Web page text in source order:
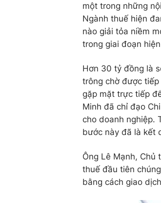
một trong những
Ngành thuế hiện
nào giải tỏa niềm
trong giai đoạn
Hơn 30 tỷ đồng là
trông chờ được tiếp
gặp mặt trực tiếp
Minh đã chỉ đạo
cho doanh nghiệp.
bước này đã là kết
Ông Lê Mạnh, Chủ
thuế đầu tiên
bằng cách giao